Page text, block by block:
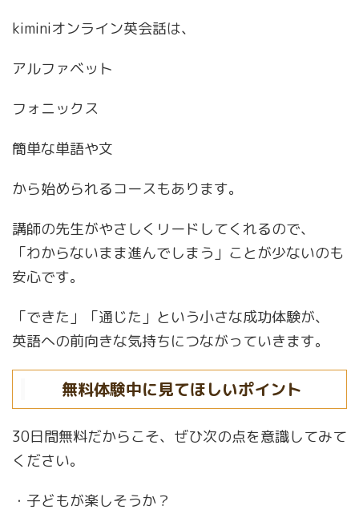
kiminiオンライン英会話は、
アルファベット
フォニックス
簡単な単語や文
から始められるコースもあります。
講師の先生がやさしくリードしてくれるので、
「わからないまま進んでしまう」ことが少ないのも
安心です。
「できた」「通じた」という小さな成功体験が、
英語への前向きな気持ちにつながっていきます。
無料体験中に見てほしいポイント
30日間無料だからこそ、ぜひ次の点を意識してみて
ください。
・子どもが楽しそうか？